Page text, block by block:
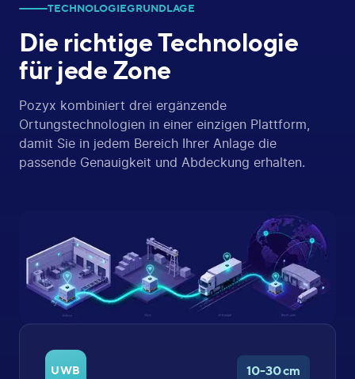
TECHNOLOGIEGRUNDLAGE
Die richtige Technologie
für jede Zone
Pozyx kombiniert drei ergänzende
Ortungstechnologien in einer einzigen Plattform,
damit Sie in jedem Bereich Ihrer Anlage die
passende Genauigkeit und Abdeckung erhalten.
UWB 10-30 cm